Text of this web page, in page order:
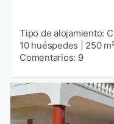
Tipo de alojamiento:
10 huéspedes
250
Comentarios: 9